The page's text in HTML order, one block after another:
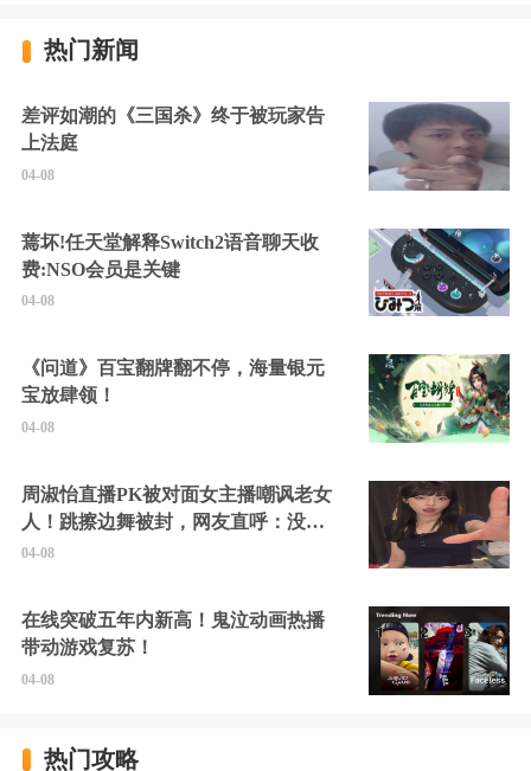
热门新闻
差评如潮的《三国杀》终于被玩家告
上法庭
04-08
蔫坏!任天堂解释Switch2语音聊天收
费:NSO会员是关键
04-08
《问道》百宝翻牌翻不停，海量银元
宝放肆领！
04-08
周淑怡直播PK被对面女主播嘲讽老女
人！跳擦边舞被封，网友直呼：没边
硬擦封的好！
04-08
在线突破五年内新高！鬼泣动画热播
带动游戏复苏！
04-08
热门攻略